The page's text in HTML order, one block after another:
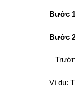
Bước
Bước
–
Ví dụ: